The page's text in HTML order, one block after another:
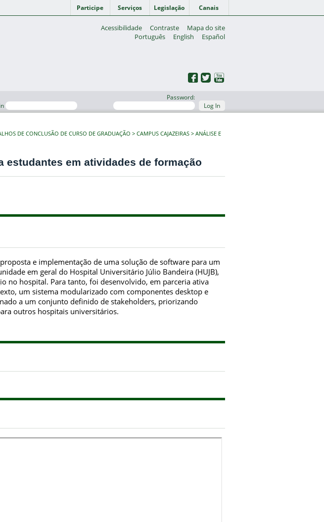
Participe Serviços Legislação Canais
Acessibilidade Contraste
Mapa do site
Português
English Español
Password:
Log In
DE CONCLUSÃO DE CURSO DE GRADUAÇÃO CAMPUS CAJAZEIRAS
ANÁLISE E
estudantes em atividades de formação
e implementação de uma solução de software para um
em geral do Hospital Universitário Júlio Bandeira (HUJB),
no hospital. Para tanto, foi desenvolvido, em parceria ativa
um sistema modularizado com componentes desktop e
a um conjunto definido de stakeholders, priorizando
outros hospitais universitários.